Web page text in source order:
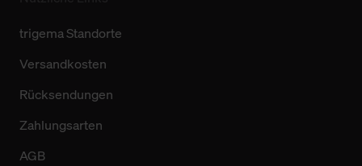
trigema Standorte
Versandkosten
Rücksendungen
Zahlungsarten
AGB